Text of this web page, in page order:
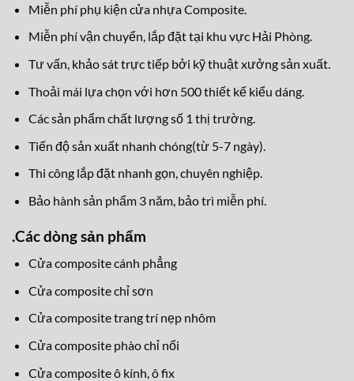
Miễn phí phụ kiện cửa nhựa Composite.
Miễn phí vận chuyển, lắp đặt tại khu vực Hải Phòng.
Tư vấn, khảo sát trực tiếp bởi kỹ thuật xưởng sản xuất.
Thoải mái lựa chọn với hơn 500 thiết kế kiểu dáng.
Các sản phẩm chất lượng số 1 thị trường.
Tiến độ sản xuất nhanh chóng(từ 5-7 ngày).
Thi công lắp đặt nhanh gọn, chuyên nghiệp.
Bảo hành sản phẩm 3 năm, bảo trì miễn phí.
.Các dòng sản phẩm
Cửa composite cánh phẳng
Cửa composite chỉ sơn
Cửa composite trang trí nẹp nhôm
Cửa composite phào chỉ nổi
Cửa composite ô kính, ô fix